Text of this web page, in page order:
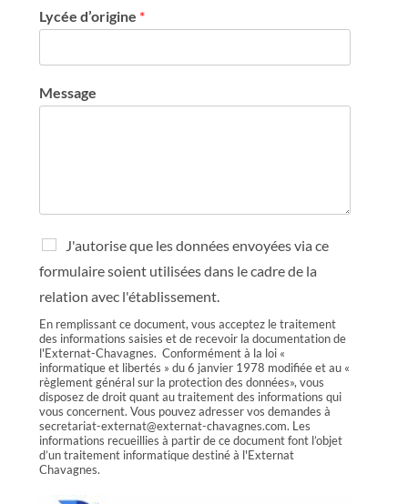
Lycée d’origine *
Message
R
P
D
J'autorise que les données envoyées via ce
formulaire soient utilisées dans le cadre de la
relation avec l'établissement.
En remplissant ce document, vous acceptez le traitement
des informations saisies et de recevoir la documentation de
l'Externat-Chavagnes. Conformément à la loi «
informatique et libertés » du 6 janvier 1978 modifiée et au «
règlement général sur la protection des données», vous
disposez de droit quant au traitement des informations qui
vous concernent. Vous pouvez adresser vos demandes à
secretariat-externat@externat-chavagnes.com. Les
informations recueillies à partir de ce document font l’objet
d’un traitement informatique destiné à l'Externat
Chavagnes.